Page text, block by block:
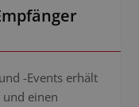
-Events erhält
einen